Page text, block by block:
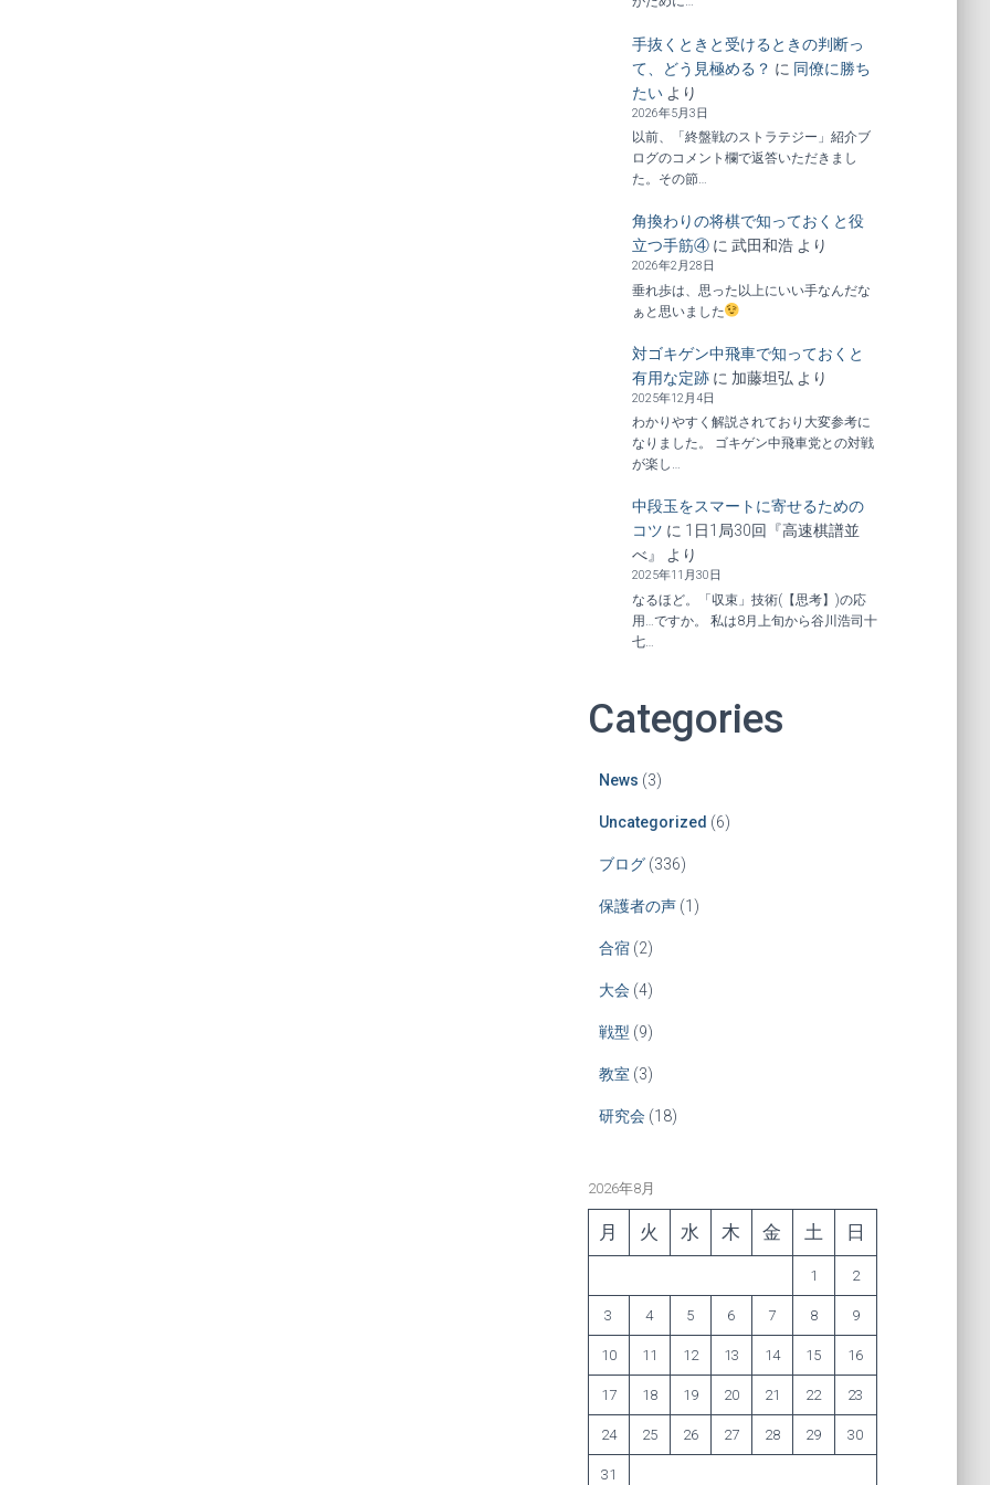
手抜くときと受けるときの判断っ
て、どう見極める？ に 同僚に勝ち
たいより
2026年5月3日
以前、「終盤戦のストラテジー」紹介ブ
ログのコメント欄で返答いただきまし
た。その節…
角換わりの将棋で知っておくと役
立つ手筋④に 武田和浩より
2026年2月28日
垂れ歩は、思った以上にいい手なんだな
ぁと思いました
対ゴキゲン中飛車で知っておくと
有用な定跡に 加藤坦弘 より
2025年12月4日
わかりやすく解説されており大変参考に
なりました。 ゴキゲン中飛車党との対戦
が楽し…
中段玉をスマートに寄せるための
コツ に 1日1局30回『高速棋譜並
べ』
より
2025年11月30日
なるほど。「収束」技術(【思考】)の応
用…ですか。 私は8月上旬から谷川浩司十
七…
Categories
News (3)
Uncategorized (6)
ブログ(336)
保護者の声(1)
合宿(2)
大会(4)
戦型 (9)
教室 (3)
研究会(18)
2026年8月
月 火 水 木 金 土 日
1 2
3 4 5 6 7 8 9
10 11 12 13 14 15 16
17 18 19 20 21 22 23
24 25 26 27 28 29 30
31